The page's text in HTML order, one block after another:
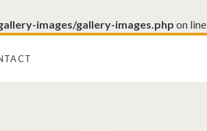
images/gallery-images.php on line